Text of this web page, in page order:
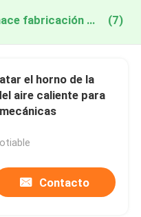
heat treating trolley furnace fabricación en línea (7)
el horno de la
aire caliente para
Contacto